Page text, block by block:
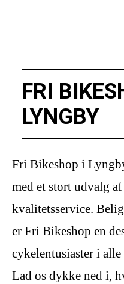
FRI
LYNGBY
Fri Bikeshop i
med et stort udvalg
kvalitetsservice.
er Fri Bikeshop en
cykelentusiaster i
Lad os dykke ned i,